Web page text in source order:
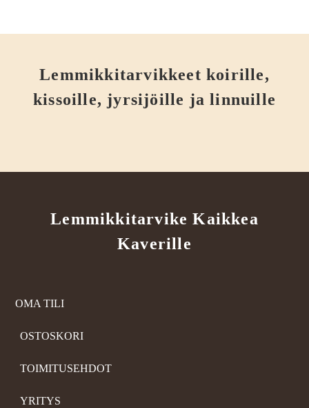
Lemmikkitarvikkeet koirille,
kissoille, jyrsijöille ja linnuille
Lemmikkitarvike Kaikkea
Kaverille
OMA TILI
OSTOSKORI
TOIMITUSEHDOT
YRITYS